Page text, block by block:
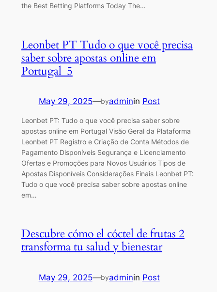
the Best Betting Platforms Today The…
Leonbet PT Tudo o que você precisa
saber sobre apostas online em
Portugal_5
May 29, 2025—byadminin Post
Leonbet PT: Tudo o que você precisa saber sobre
apostas online em Portugal Visão Geral da Plataforma
Leonbet PT Registro e Criação de Conta Métodos de
Pagamento Disponíveis Segurança e Licenciamento
Ofertas e Promoções para Novos Usuários Tipos de
Apostas Disponíveis Considerações Finais Leonbet PT:
Tudo o que você precisa saber sobre apostas online
em…
Descubre cómo el cóctel de frutas 2
transforma tu salud y bienestar
May 29, 2025—byadminin Post